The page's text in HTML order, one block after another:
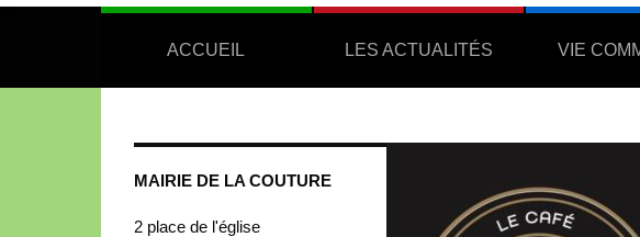
ACCUEIL LES ACTUALITÉS VIE
MAIRIE DE LA COUTURE
2 place de l'église